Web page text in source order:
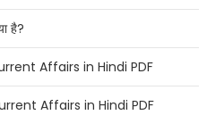
है?
Affairs in Hindi PDF
Affairs in Hindi PDF